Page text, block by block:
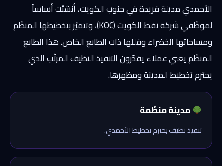
الأحمدي مدينة فريدة في جنوب الكويت، أنشئت أساساً
لموظّفي شركة نفط الكويت (KOC)، وتتميّز بتخطيطها المنظّم
ومساحاتها الخضراء وفللها ذات الطابع الخاص. هذا الطابع
المنظّم يعني عملاء يقدّرون التنفيذ النظيف المرتّب الذي
يحترم تخطيط المدينة ومظهرها.
مدينة منظّمة
تنفيذ نظيف يحترم تخطيط الأحمدي.